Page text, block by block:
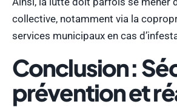
collective, notamment via la
services municipaux en cas
Conclusion :
prévention et